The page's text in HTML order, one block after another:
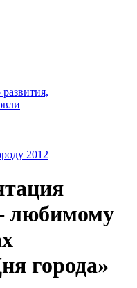
2012
любимому
города»